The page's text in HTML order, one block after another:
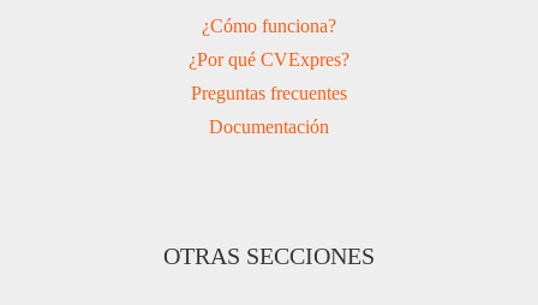
¿Cómo funciona?
¿Por qué CVExpres?
Preguntas frecuentes
Documentación
OTRAS SECCIONES